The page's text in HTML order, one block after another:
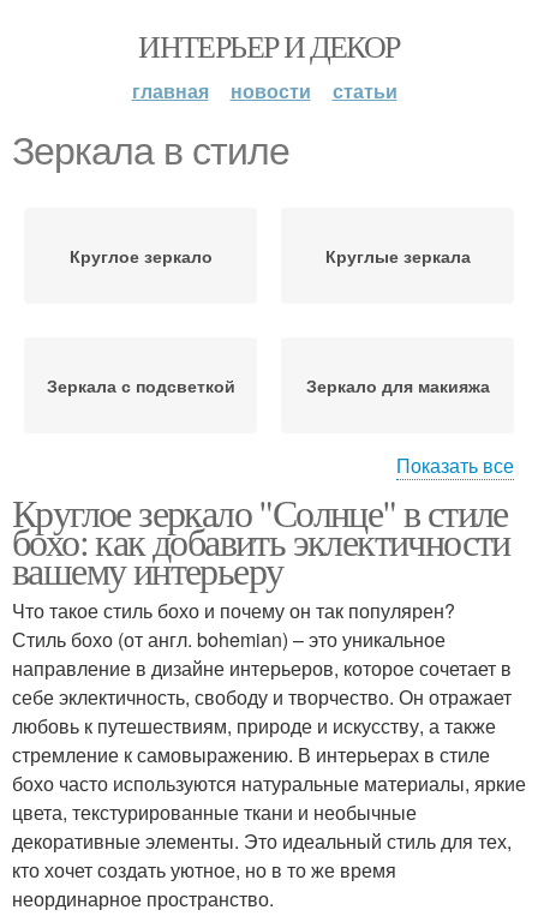
ИНТЕРЬЕР И ДЕКОР
главная новости статьи
Зеркала в стиле
Круглое зеркало Круглые зеркала
Зеркала с подсветкой Зеркало для макияжа
Декоративное зеркало Косметическое зеркало
Показать все
Круглое зеркало "Солнце" в стиле
бохо: как добавить эклектичности
вашему интерьеру
Что такое стиль бохо и почему он так популярен?
Стиль бохо (от англ. bohemian) – это уникальное
направление в дизайне интерьеров, которое сочетает в
себе эклектичность, свободу и творчество. Он отражает
любовь к путешествиям, природе и искусству, а также
стремление к самовыражению. В интерьерах в стиле
бохо часто используются натуральные материалы, яркие
цвета, текстурированные ткани и необычные
декоративные элементы. Это идеальный стиль для тех,
кто хочет создать уютное, но в то же время
неординарное пространство.